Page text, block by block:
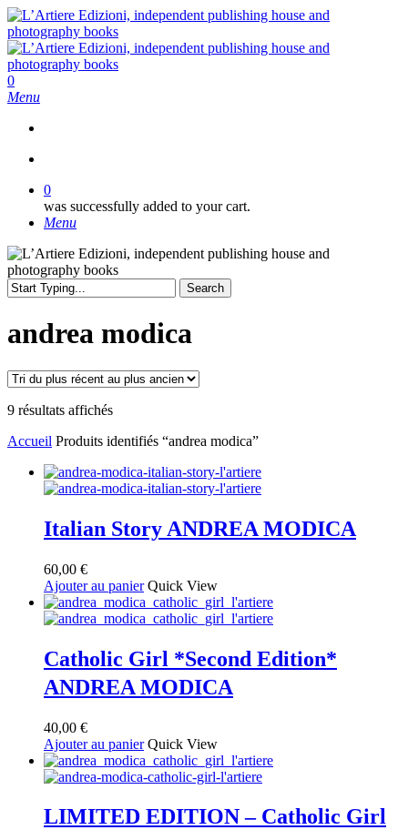
Skip
to
main
content
search
0
Menu
0
was successfully added to your cart.
Menu
Search
andrea modica
9 résultats affichésTrié
plus
au
plus
Accueil Produits identifiés “andrea modica”
Italian Story ANDREA MODICA
60,00 €
Ajouter au panier Quick View
Catholic Girl *Second Edition*
ANDREA MODICA
40,00 €
Ajouter au panier Quick View
LIMITED EDITION – Catholic Girl